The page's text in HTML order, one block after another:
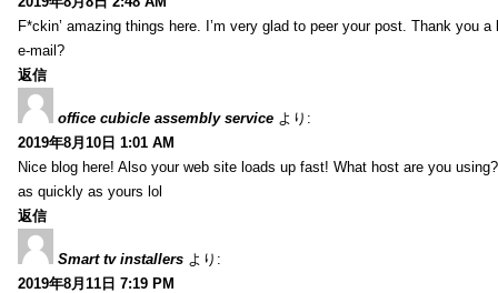
F*ckin’ amazing things here. I’m very glad to peer your post. Thank you
e-mail?
返信
office cubicle assembly service より:
2019年8月10日 1:01 AM
Nice blog here! Also your web site loads up fast! What host are you
as quickly as yours lol
返信
Smart tv installers より:
2019年8月11日 7:19 PM